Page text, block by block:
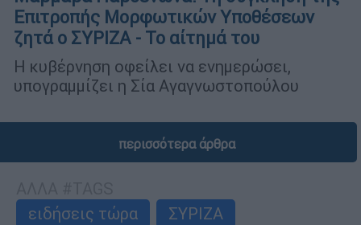
Επιτροπής Μορφωτικών Υποθέσεων
ζητά ο ΣΥΡΙΖΑ - Το αίτημά του
Η κυβέρνηση οφείλει να ενημερώσει,
υπογραμμίζει η Σία Αγαγνωστοπούλου
περισσότερα άρθρα
ειδήσεις τώρα
ΣΥΡΙΖΑ